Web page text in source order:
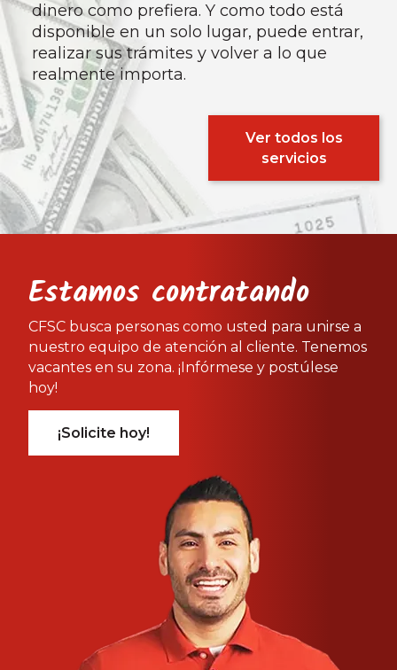
dinero como prefiera. Y como todo está
disponible en un solo lugar, puede entrar,
realizar sus trámites y volver a lo que
realmente importa.
Ver todos los
servicios
Estamos contratando
CFSC busca personas como usted para unirse a
nuestro equipo de atención al cliente. Tenemos
vacantes en su zona. ¡Infórmese y postúlese
hoy!
¡Solicite hoy!